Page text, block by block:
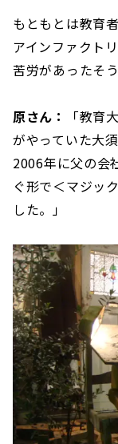
もともとは教育
アインファクト
苦労があったそう
原さん：
「教育
がやっていた大
2006年に父の会
ぐ形で＜マジッ
した。」